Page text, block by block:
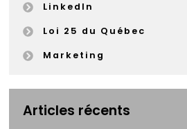
LinkedIn
Loi 25 du Québec
Marketing
Articles récents